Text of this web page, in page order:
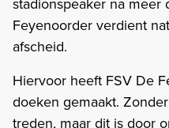
Feyenoorder verdient
afscheid.
Hiervoor heeft FSV De
doeken gemaakt.
treden, maar dit is door